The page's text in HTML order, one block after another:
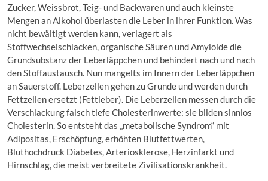
Zucker, Weissbrot, Teig- und Backwaren und auch kleinste
Mengen an Alkohol überlasten die Leber in ihrer Funktion. Was
nicht bewältigt werden kann, verlagert als
Stoffwechselschlacken, organische Säuren und Amyloide die
Grundsubstanz der Leberläppchen und behindert nach und nach
den Stoffaustausch. Nun mangelts im Innern der Leberläppchen
an Sauerstoff. Leberzellen gehen zu Grunde und werden durch
Fettzellen ersetzt (Fettleber). Die Leberzellen messen durch die
Verschlackung falsch tiefe Cholesterinwerte: sie bilden sinnlos
Cholesterin. So entsteht das „metabolische Syndrom“ mit
Adipositas, Erschöpfung, erhöhten Blutfettwerten,
Bluthochdruck Diabetes, Arteriosklerose, Herzinfarkt und
Hirnschlag, die meist verbreitete Zivilisationskrankheit.